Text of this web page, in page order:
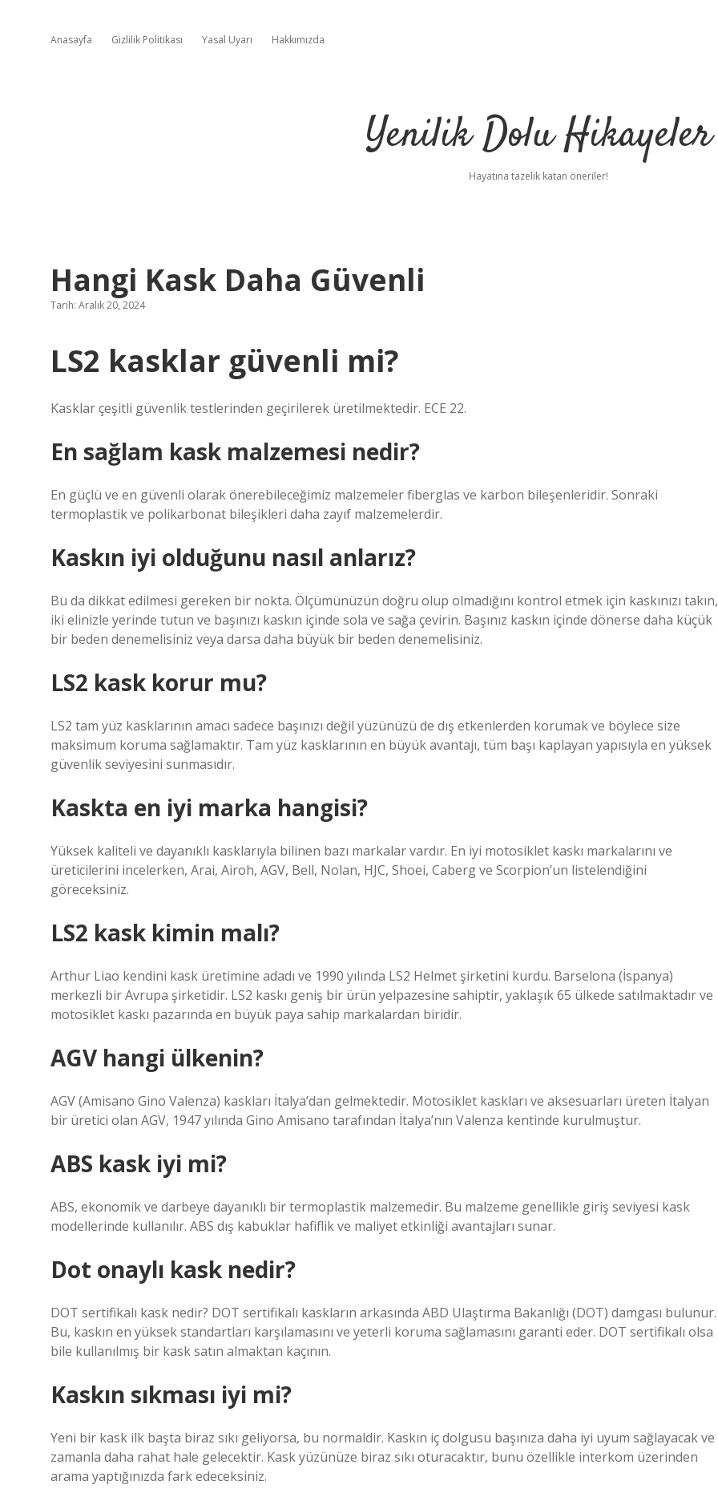
Anasayfa Gizlilik Politikası Yasal Uyarı Hakkımızda
Yenilik Dolu Hikayeler
Hayatına tazelik katan öneriler!
Hangi Kask Daha Güvenli
Tarih: Aralık 20, 2024
LS2 kasklar güvenli mi?
Kasklar çeşitli güvenlik testlerinden geçirilerek üretilmektedir. ECE 22.
En sağlam kask malzemesi nedir?
En güçlü ve en güvenli olarak önerebileceğimiz malzemeler fiberglas ve karbon bileşenleridir. Sonraki
termoplastik ve polikarbonat bileşikleri daha zayıf malzemelerdir.
Kaskın iyi olduğunu nasıl anlarız?
Bu da dikkat edilmesi gereken bir nokta. Ölçümünüzün doğru olup olmadığını kontrol etmek için kaskınızı takın,
iki elinizle yerinde tutun ve başınızı kaskın içinde sola ve sağa çevirin. Başınız kaskın içinde dönerse daha küçük
bir beden denemelisiniz veya darsa daha büyük bir beden denemelisiniz.
LS2 kask korur mu?
LS2 tam yüz kasklarının amacı sadece başınızı değil yüzünüzü de dış etkenlerden korumak ve böylece size
maksimum koruma sağlamaktır. Tam yüz kasklarının en büyük avantajı, tüm başı kaplayan yapısıyla en yüksek
güvenlik seviyesini sunmasıdır.
Kaskta en iyi marka hangisi?
Yüksek kaliteli ve dayanıklı kasklarıyla bilinen bazı markalar vardır. En iyi motosiklet kaskı markalarını ve
üreticilerini incelerken, Arai, Airoh, AGV, Bell, Nolan, HJC, Shoei, Caberg ve Scorpion’un listelendiğini
göreceksiniz.
LS2 kask kimin malı?
Arthur Liao kendini kask üretimine adadı ve 1990 yılında LS2 Helmet şirketini kurdu. Barselona (İspanya)
merkezli bir Avrupa şirketidir. LS2 kaskı geniş bir ürün yelpazesine sahiptir, yaklaşık 65 ülkede satılmaktadır ve
motosiklet kaskı pazarında en büyük paya sahip markalardan biridir.
AGV hangi ülkenin?
AGV (Amisano Gino Valenza) kaskları İtalya’dan gelmektedir. Motosiklet kaskları ve aksesuarları üreten İtalyan
bir üretici olan AGV, 1947 yılında Gino Amisano tarafından İtalya’nın Valenza kentinde kurulmuştur.
ABS kask iyi mi?
ABS, ekonomik ve darbeye dayanıklı bir termoplastik malzemedir. Bu malzeme genellikle giriş seviyesi kask
modellerinde kullanılır. ABS dış kabuklar hafiflik ve maliyet etkinliği avantajları sunar.
Dot onaylı kask nedir?
DOT sertifikalı kask nedir? DOT sertifikalı kaskların arkasında ABD Ulaştırma Bakanlığı (DOT) damgası bulunur.
Bu, kaskın en yüksek standartları karşılamasını ve yeterli koruma sağlamasını garanti eder. DOT sertifikalı olsa
bile kullanılmış bir kask satın almaktan kaçının.
Kaskın sıkması iyi mi?
Yeni bir kask ilk başta biraz sıkı geliyorsa, bu normaldir. Kaskın iç dolgusu başınıza daha iyi uyum sağlayacak ve
zamanla daha rahat hale gelecektir. Kask yüzünüze biraz sıkı oturacaktır, bunu özellikle interkom üzerinden
arama yaptığınızda fark edeceksiniz.